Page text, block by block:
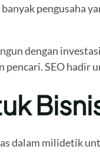
banyak pengusaha
dengan
SEO
dalam milidetik